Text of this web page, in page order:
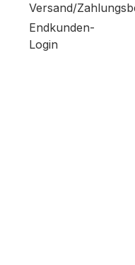
Versand/
Endkunden-
Login